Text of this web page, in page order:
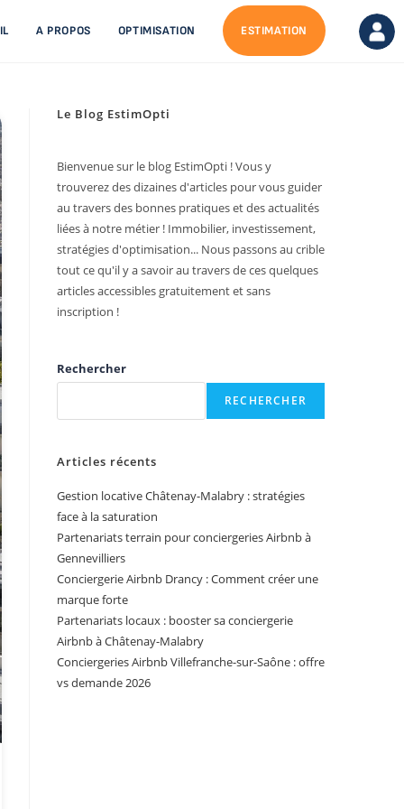
A PROPOS OPTIMISATION ESTIMATION
Le Blog EstimOpti
Bienvenue sur le blog EstimOpti ! Vous y
trouverez des dizaines d'articles pour vous guider
au travers des bonnes pratiques et des actualités
liées à notre métier ! Immobilier, investissement,
stratégies d'optimisation... Nous passons au crible
tout ce qu'il y a savoir au travers de ces quelques
articles accessibles gratuitement et sans
inscription !
Rechercher
RECHERCHER
Articles récents
Gestion locative Châtenay-Malabry : stratégies
face à la saturation
Partenariats terrain pour conciergeries Airbnb à
Gennevilliers
Conciergerie Airbnb Drancy : Comment créer une
marque forte
Partenariats locaux : booster sa conciergerie
Airbnb à Châtenay-Malabry
Conciergeries Airbnb Villefranche-sur-Saône : offre
vs demande 2026